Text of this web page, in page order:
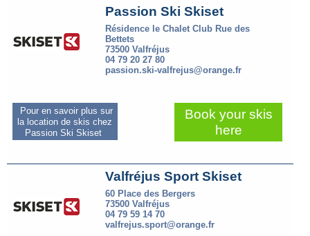
Passion Ski Skiset
Résidence le Chalet Club Rue des
Bettets
73500 Valfréjus
04 79 20 27 80
passion.ski-valfrejus@orange.fr
Pour en savoir plus sur
la location de skis chez
Passion Ski Skiset
Book your skis
here
Valfréjus Sport Skiset
60 Place des Bergers
73500 Valfréjus
04 79 59 14 70
valfrejus.sport@orange.fr